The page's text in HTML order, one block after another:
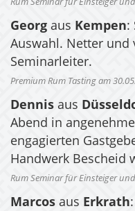
Rum Seminar für Einsteiger
Georg aus Kempen:
Auswahl. Netter
Seminarleiter.
Premium Rum Tasting am
Dennis aus
Abend in
engagierten
Handwerk Bescheid
Rum Seminar für Einsteiger
Marcos aus Erkrath